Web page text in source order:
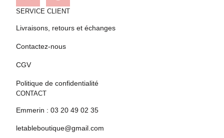
SERVICE CLIENT
Livraisons, retours et échanges
Contactez-nous
CGV
Politique de confidentialité
CONTACT
Emmerin : 03 20 49 02 35
letableboutique@gmail.com